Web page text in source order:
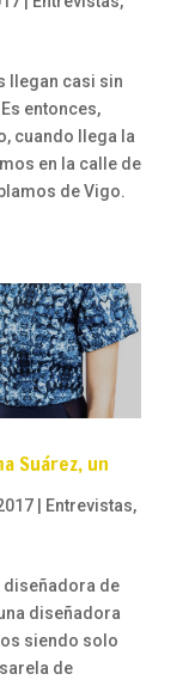
llegan casi sin
entonces,
cuando llega la
en la calle de
de Vigo.
Suárez, un
| Entrevistas,
diseñadora de
diseñadora
siendo solo
de